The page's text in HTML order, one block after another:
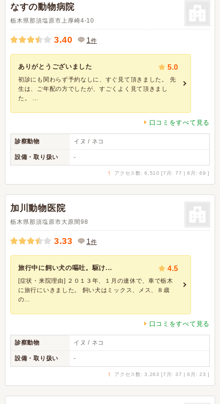
なすの動物病院
栃木県那須塩原市上厚崎4-10
3.40 1件
ありがとうございました 5.0
初診にも関わらず予約なしに、すぐ見て頂きました。 先
生は、ご年配の方でしたが、すごくよく見て頂きまし
た。 ...
口コミをすべて見る
診察動物 イヌ / ネコ
設備・取り扱い -
↑ アクセス数: 6,510 [7月: 77 | 6月: 69 ]
加川動物医院
栃木県那須塩原市大原間98
3.33 1件
旅行中に飼い犬の嘔吐。駆け... 4.5
[症状・来院理由] ２０１３年、１月の連休で、車で栃木
に旅行にいきました。 飼い犬はミックス、メス、８歳
の...
口コミをすべて見る
診察動物 イヌ / ネコ
設備・取り扱い -
↑ アクセス数: 3,263 [7月: 37 | 6月: 23 ]